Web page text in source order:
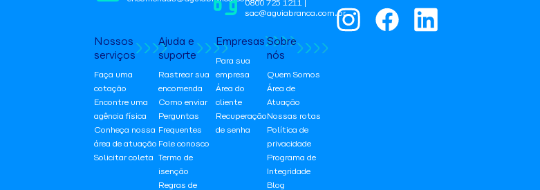
0800 725 1211 |
sac@aguiabranca.com.br
Nossos
serviços
Faça uma
cotação
Encontre uma
agência física
Conheça nossa
área de atuação
Solicitar coleta
Ajuda e
suporte
Rastrear sua
encomenda
Como enviar
Perguntas
Frequentes
Fale conosco
Termo de
isenção
Regras de
Empresas
Para sua
empresa
Área do
cliente
Recuperação
de senha
Sobre
nós
Quem Somos
Área de
Atuação
Nossas rotas
Política de
privacidade
Programa de
Integridade
Blog